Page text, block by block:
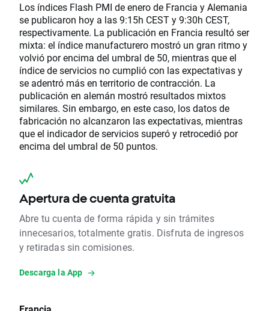
Los índices Flash PMI de enero de Francia y Alemania
se publicaron hoy a las 9:15h CEST y 9:30h CEST,
respectivamente. La publicación en Francia resultó ser
mixta: el índice manufacturero mostró un gran ritmo y
volvió por encima del umbral de 50, mientras que el
índice de servicios no cumplió con las expectativas y
se adentró más en territorio de contracción. La
publicación en alemán mostró resultados mixtos
similares. Sin embargo, en este caso, los datos de
fabricación no alcanzaron las expectativas, mientras
que el indicador de servicios superó y retrocedió por
encima del umbral de 50 puntos.
Apertura de cuenta gratuita
Abre tu cuenta de forma rápida y sin trámites
innecesarios, totalmente gratis. Disfruta de ingresos
y retiradas sin comisiones.
Descarga la App